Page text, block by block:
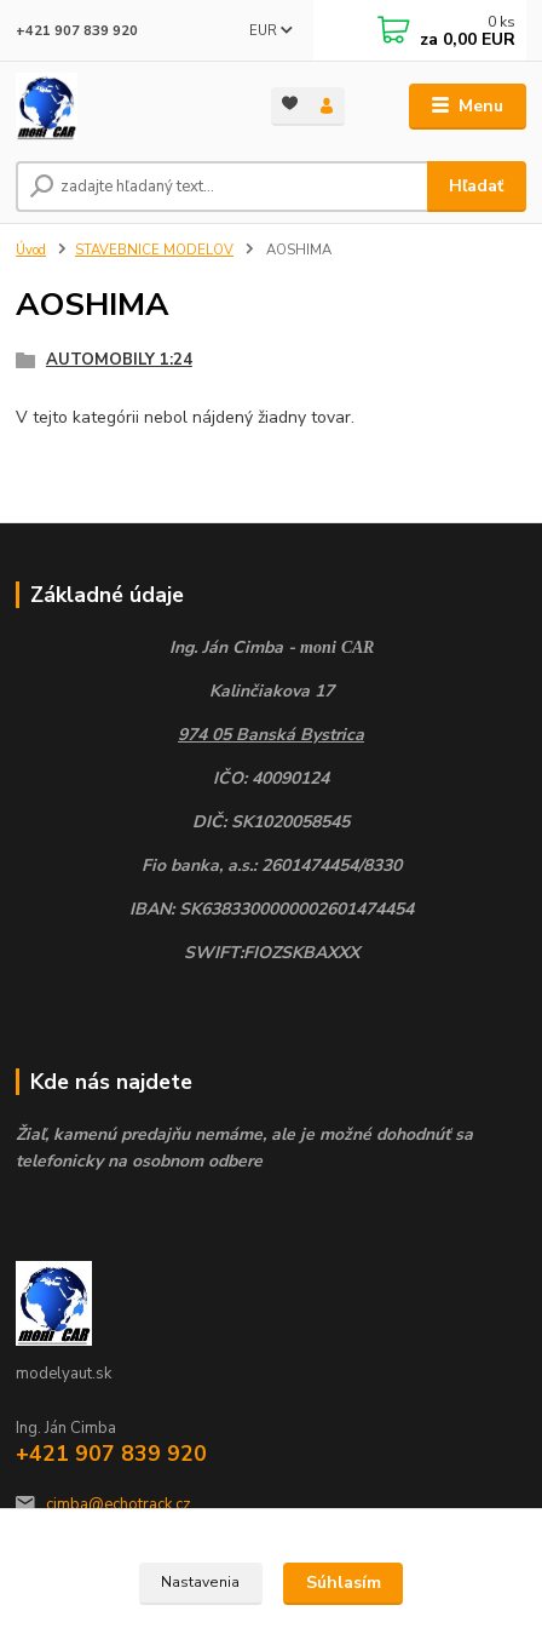
Menu
EUR
Hľadať
+421 907 839 920 0 ks
za 0,00 EUR
Úvod STAVEBNICE MODELOV AOSHIMA
AOSHIMA
AUTOMOBILY 1:24
V tejto kategórii nebol nájdený žiadny tovar.
Základné údaje
Ing. Ján Cimba - moni CAR
Kalinčiakova 17
974 05 Banská Bystrica
IČO: 40090124
DIČ: SK1020058545
Fio banka, a.s.: 2601474454/8330
IBAN: SK6383300000002601474454
SWIFT:FIOZSKBAXXX
Kde nás najdete
Žiaľ, kamenú predajňu nemáme, ale je možné dohodnúť sa
telefonicky na osobnom odbere
modelyaut.sk
Ing. Ján Cimba
+421 907 839 920
cimba@echotrack.cz
Nastavenia Súhlasím